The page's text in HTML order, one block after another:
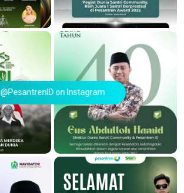
@PesantrenID on Instagram